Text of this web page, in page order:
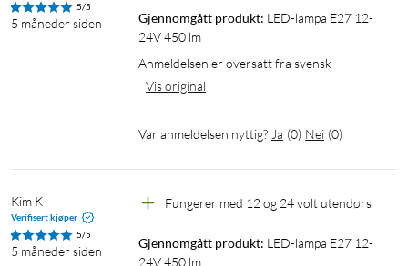
5/5
5 måneder siden Gjennomgått produkt: LED-lampa E27 12-
24V 450 lm
Anmeldelsen er oversatt fra svensk
Vis original
Var anmeldelsen nyttig? Ja (0) Nei (0)
Kim K
Verifisert kjøper
5/5
5 måneder siden
Fungerer med 12 og 24 volt utendørs
Gjennomgått produkt: LED-lampa E27 12-
24V 450 lm